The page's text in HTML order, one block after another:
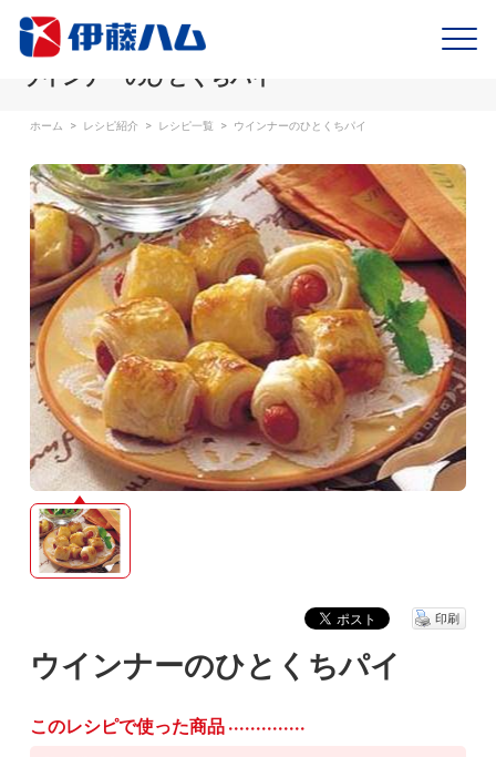
ウインナーのひとくちパイ
ホーム > レシピ紹介 > レシピ一覧 > ウインナーのひとくちパイ
ウインナーのひとくちパイ
印刷
このレシピで使った商品